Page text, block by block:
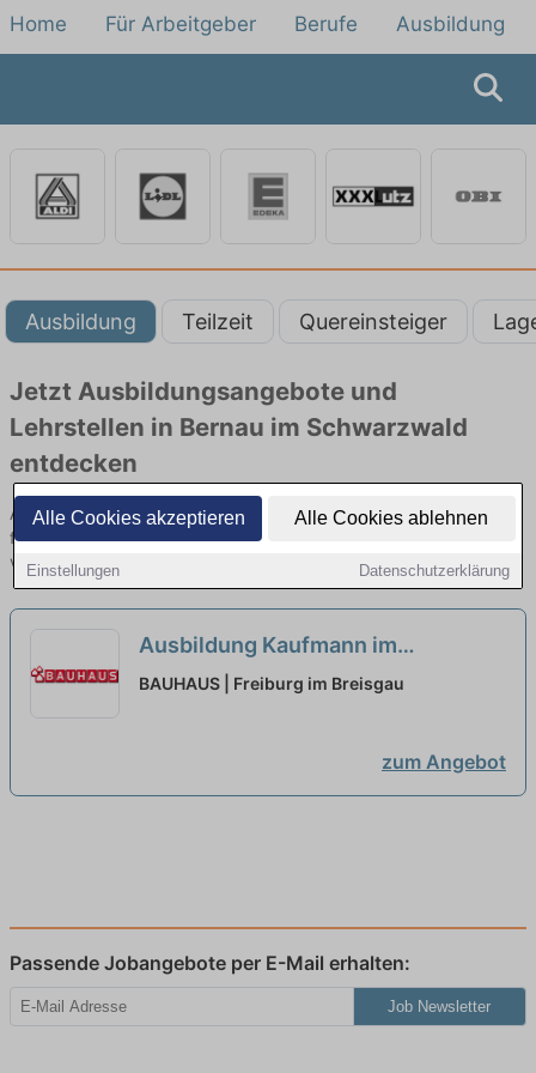
Alle Cookies akzeptieren Alle Cookies ablehnen
Einstellungen Datenschutzerklärung
Home Für Arbeitgeber Berufe Ausbildung
Ausbildung Teilzeit Quereinsteiger
Jetzt Ausbildungsangebote und
Lehrstellen in Bernau im Schwarzwald
entdecken
Ausbildungsangebote im Einzelhandel in Bernau im Schwarzwald
finden Sie von namhaften Firmen. Entdecken Sie freie Optionen
von Top-Arbeitgebern und bewerben Sie sich noch heute.
Ausbildung Kaufmann im
Einzelhandel oder Verkäufer
BAUHAUS | Freiburg im Breisgau
zum Angebot
Passende Jobangebote per E-Mail erhalten:
Job Newsletter